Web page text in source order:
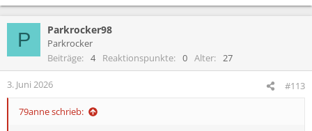
P Parkrocker98
Parkrocker
Beiträge
4 Reaktionspunkte 0 Alter 27
3. Juni 2026 #113
79anne schrieb: